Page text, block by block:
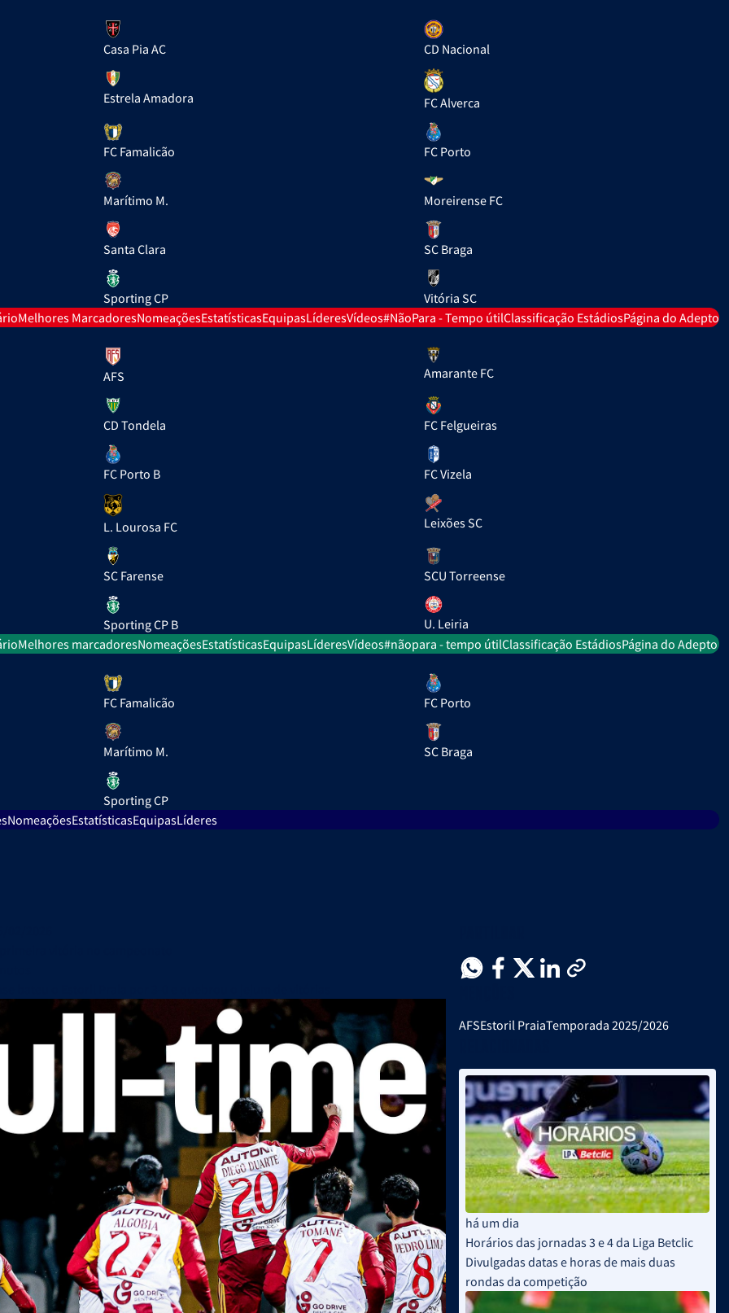
Casa Pia AC CD Nacional
Estrela Amadora FC Alverca
FC Famalicão FC Porto
Marítimo M. Moreirense FC
Santa Clara SC Braga
Sporting CP
Vitória SC
Melhores MarcadoresNomeaçõesEstatísticasEquipasLíderesVídeos#NãoPara - Tempo útilClassificação EstádiosPágina do Adepto
AFS Amarante FC
CD Tondela FC Felgueiras
FC Porto B FC Vizela
L. Lourosa FC Leixões SC
SC Farense SCU Torreense
Sporting CP B
U. Leiria
Melhores marcadoresNomeaçõesEstatísticasEquipasLíderesVídeos#nãopara - tempo útilClassificação EstádiosPágina do Adepto
FC Famalicão FC Porto
Marítimo M. SC Braga
Sporting CP
NomeaçõesEstatísticasEquipasLíderes
Em 30/06/2026
e Orçamento 2026-27
Liga-teEm 22/06/2026
Revista Liga-te N.º 44 - Campeões
02/2026
AFSEstoril PraiaTemporada 2025/2026
há um dia
Horários das jornadas 3 e 4 da Liga Betclic
Divulgadas datas e horas de mais duas
rondas da competição